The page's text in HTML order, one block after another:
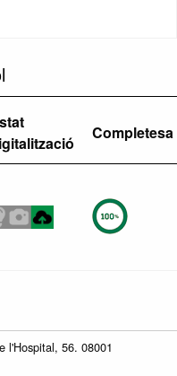
Completesa
l'Hospital, 56. 08001